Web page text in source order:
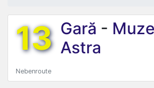
13 Gară -
Astra
Nebenroute